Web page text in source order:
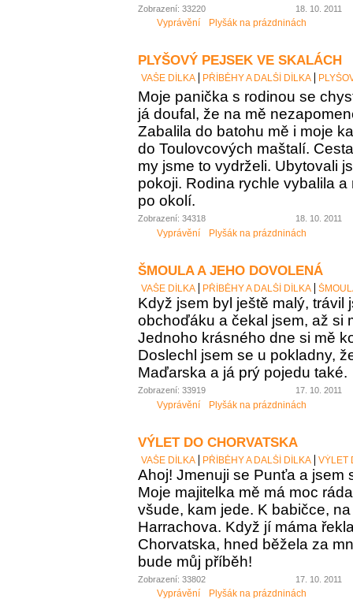
Zobrazení: 33220 18. 10. 2011
Vyprávění Plyšák na prázdninách
PLYŠOVÝ PEJSEK VE SKALÁCH
VAŠE DÍLKA PŘÍBĚHY A DALŠÍ DÍLKA
Moje panička s rodinou se
já doufal, že na mě
Zabalila do batohu mě i moje
do Toulovcových maštalí.
my jsme to vydrželi. Ubytovali
pokoji. Rodina rychle vybalila
po okolí.
Zobrazení: 34318 18. 10. 2011
Vyprávění Plyšák na prázdninách
ŠMOULA A JEHO DOVOLENÁ
VAŠE DÍLKA PŘÍBĚHY A DALŠÍ DÍLKA
Když jsem byl ještě malý, trávil
obchoďáku a čekal jsem, až si
Jednoho krásného dne si mě
Doslechl jsem se u pokladny,
Maďarska a já prý pojedu také.
Zobrazení: 33919 17. 10. 2011
Vyprávění Plyšák na prázdninách
VÝLET DO CHORVATSKA
VAŠE DÍLKA PŘÍBĚHY A DALŠÍ DÍLKA VÝLET
Ahoj! Jmenuji se Punťa a jsem
Moje majitelka mě má moc
všude, kam jede. K babičce,
Harrachova. Když jí máma
Chorvatska, hned běžela za
bude můj příběh!
Zobrazení: 33802 17. 10. 2011
Vyprávění Plyšák na prázdninách